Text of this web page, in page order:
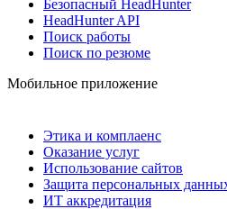
Безопасный HeadHunter
HeadHunter API
Поиск работы
Поиск по резюме
Мобильное приложение
Этика и комплаенс
Оказание услуг
Использование сайтов
Защита персональных
ИТ аккредитация